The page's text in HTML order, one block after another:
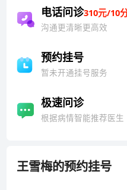
电话问诊310元/10
沟通更清晰更高效
预约挂号
暂未开通挂号服务
极速问诊
根据病情智能推荐医生
王雪梅的预约挂号